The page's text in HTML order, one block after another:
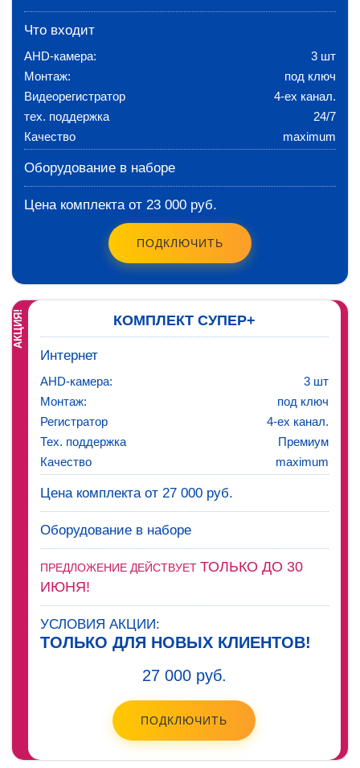
Что входит
AHD-камера:
3 шт
Монтаж:
под ключ
Видеорегистратор
4-ех канал.
тех. поддержка
24/7
Качество
maximum
Оборудование в наборе
Цена комплекта от 23 000 руб.
ПОДКЛЮЧИТЬ
АКЦИЯ! КОМПЛЕКТ СУПЕР+
Интернет
AHD-камера:
3 шт
Монтаж:
под ключ
Регистратор
4-ех канал.
Тех. поддержка
Премиум
Качество
maximum
Цена комплекта от 27 000 руб.
Оборудование в наборе
ПРЕДЛОЖЕНИЕ ДЕЙСТВУЕТ ТОЛЬКО ДО 30
ИЮНЯ!
УСЛОВИЯ АКЦИИ:
ТОЛЬКО ДЛЯ НОВЫХ КЛИЕНТОВ!
27 000 руб.
ПОДКЛЮЧИТЬ